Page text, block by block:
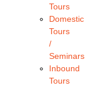
Tours
Domestic
Tours
/
Seminars
Inbound
Tours